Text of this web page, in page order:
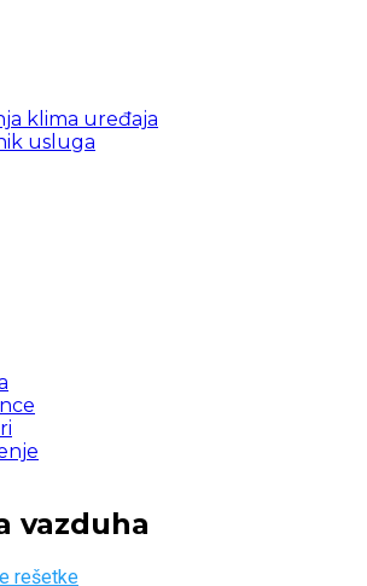
klima uređaja
usluga
vazduha